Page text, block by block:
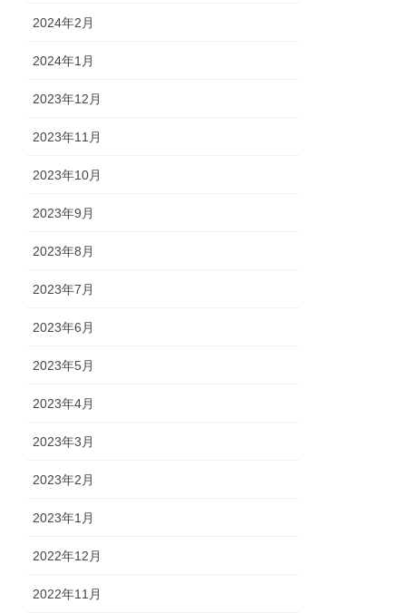
2024年2月
2024年1月
2023年12月
2023年11月
2023年10月
2023年9月
2023年8月
2023年7月
2023年6月
2023年5月
2023年4月
2023年3月
2023年2月
2023年1月
2022年12月
2022年11月